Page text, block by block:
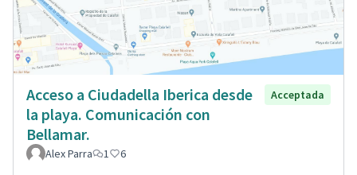
Acceso a Ciudadella Iberica desde
la playa. Comunicación con
Bellamar.
Acceptada
Alex Parra 1 6